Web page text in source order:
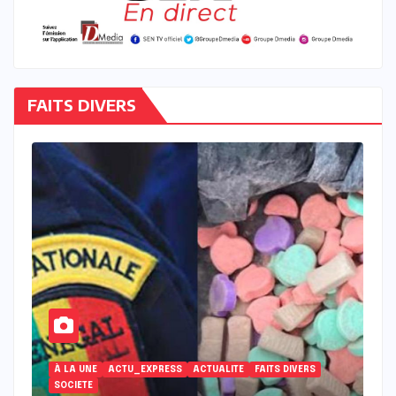
FAITS DIVERS
ACTUALITE À LA UNE ACTU_EXPRESS FAITS DIVERS